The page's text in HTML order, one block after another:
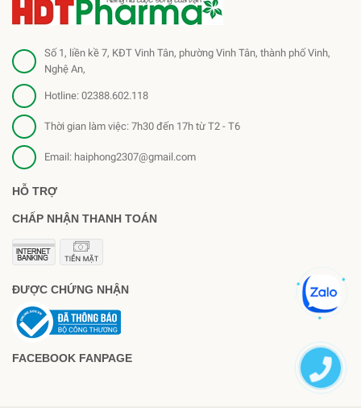
Số 1, liền kề 7, KĐT Vinh Tân, phường Vinh Tân, thành phố Vinh,
Nghệ An,
Hotline: 02388.602.118
Thời gian làm việc: 7h30 đến 17h từ T2 - T6
Email: haiphong2307@gmail.com
HỖ TRỢ
CHẤP NHẬN THANH TOÁN
ĐƯỢC CHỨNG NHẬN
FACEBOOK FANPAGE